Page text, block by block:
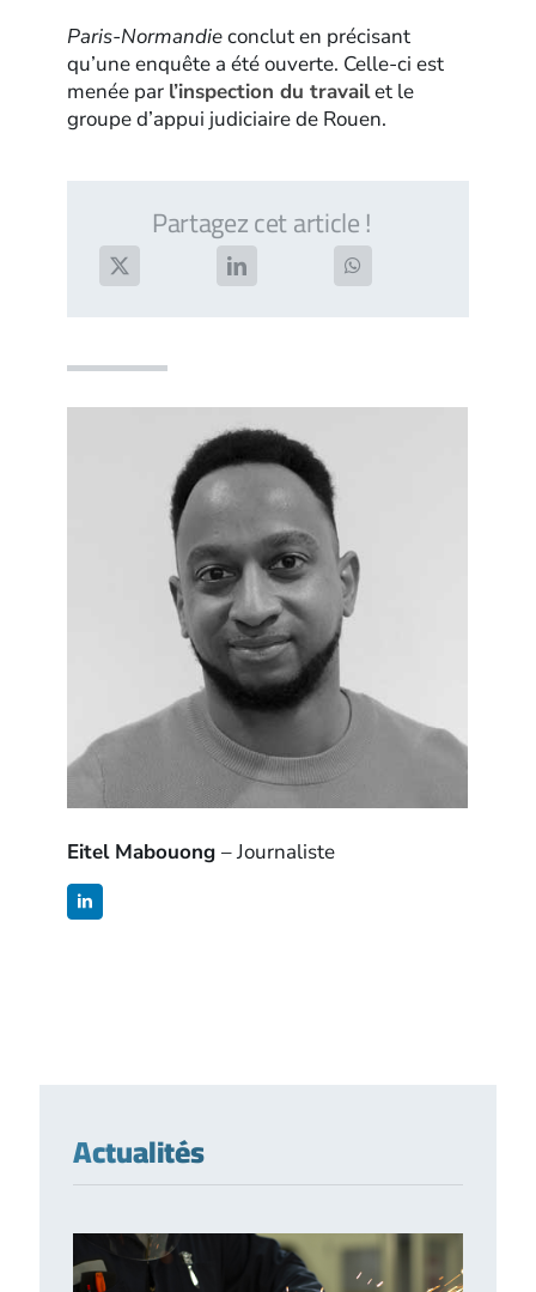
Paris-Normandieconclut en précisant
qu’une enquête a été ouverte. Celle-ci est
menée par l’inspection du travailet le
groupe d’appui judiciaire de Rouen.
Partagez cet article !
Eitel Mabouong– Journaliste
Actualités